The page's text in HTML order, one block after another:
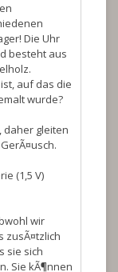
Die Uhr
besteht aus
auf das die
wurde?
daher gleiten
(1,5 V)
wir
zusÃ¤tzlich
sie sich
Sie kÃ¶nnen